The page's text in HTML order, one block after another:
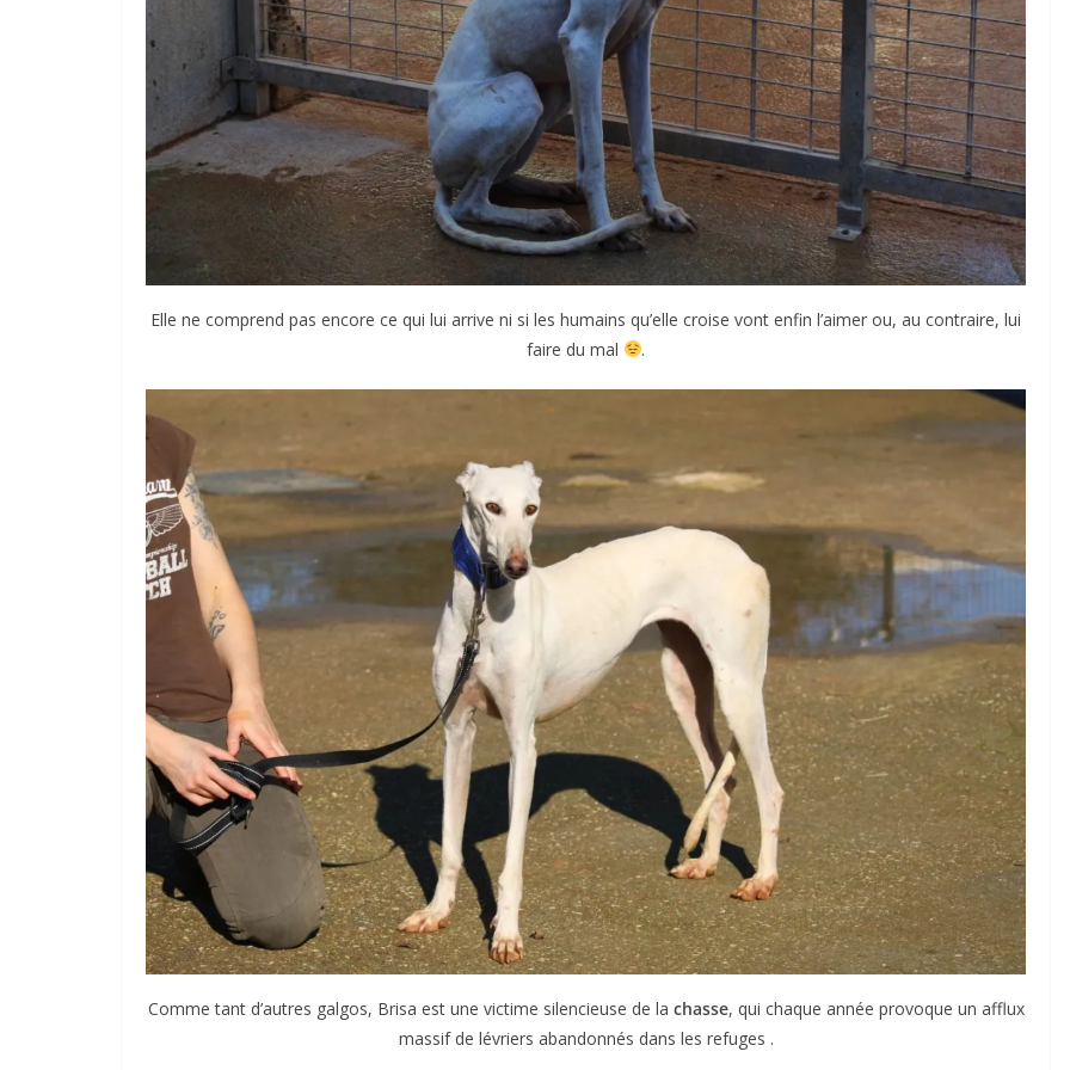
Elle ne comprend pas encore ce qui lui arrive ni si les humains qu’elle croise vont enfin l’aimer ou, au contraire, lui
faire du mal
.
Comme tant d’autres galgos, Brisa est une victime silencieuse de la chasse, qui chaque année provoque un afflux
massif de lévriers abandonnés dans les refuges .